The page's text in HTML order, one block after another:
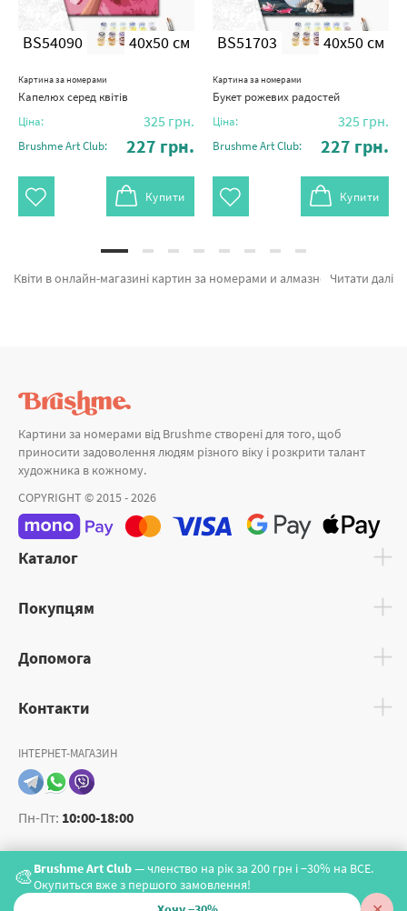
BS54090 40x50 см
Картина за номерами
Капелюх серед квітів
Ціна: 325 грн.
Brushme Art Club: 227 грн.
Купити
BS51703 40x50 см
Картина за номерами
Букет рожевих радостей
Ціна: 325 грн.
Brushme Art Club: 227 грн.
Купити
🎨Brushme Art Club— членство на рік за 200 грн і −30% на ВСЕ.
Окупиться вже з першого замовлення!
Читати далі
Квіти в онлайн-магазині картин за номерами и алмазної мозаїки Brushme. На вітрині можна підібрати Картина за номерами Мрії серед квітів від провідного бренду Brushme який надихає продуманістю. Весь асортимент розділу «Картини за номерами» розроблено нашими дизайнерами. Красуня в саду © Anna Steshenko, Кишенька для ніжності и Цвіт любові © LUNATART а также великий вибір продукції за хорошими цінами. Купуючи Повітряні кулі або картини за номерами Запоріжжя, швидка доставка Суми або будь-яку область. Лебеді разом з картини за номерами дітям, оформляйте замовлення прямо зараз!
Картини за номерами від Brushme створені для того, щоб
приносити задоволення людям різного віку і розкрити талант
художника в кожному.
COPYRIGHT © 2015 - 2026
Каталог
Покупцям
Допомога
Контакти
ІНТЕРНЕТ-МАГАЗИН
Пн-Пт: 10:00-18:00